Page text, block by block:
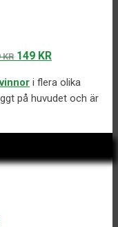
KR Det
priset
var:
149 KRDet
priset
är:
i flera olika
på huvudet och är